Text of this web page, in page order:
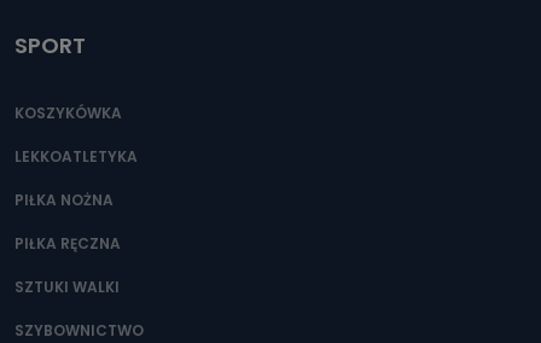
SPORT
KOSZYKÓWKA
LEKKOATLETYKA
PIŁKA NOŻNA
PIŁKA RĘCZNA
SZTUKI WALKI
SZYBOWNICTWO